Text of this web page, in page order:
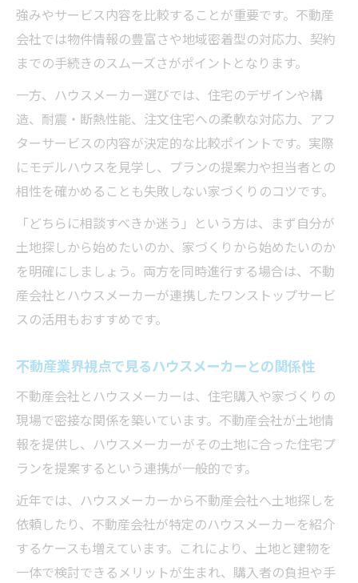
住まい実現には不動産とハウスメーカーの
連携が重要
家づくりを始めるなら知っておきたい基礎知識
不動産の基礎知識から家づくりを始めよう
家づくりで知っておくべき不動産の流れ
ハウスメーカー選びの前に押さえる不動産
知識
理想の家づくりに役立つ不動産の豆知識
ハウスメーカー選びで失敗しないための要点
法
不動産が勧めるハウスメーカー選びの判断
基準
ランキング情報を参考に不動産の意見を取
り入れる
不動産会社との関係性を正しく理解しよう
不動産会社とハウスメーカーの違いを正確
強みやサービス内容を比較することが重要です。不動産
会社では物件情報の豊富さや地域密着型の対応力、契約
までの手続きのスムーズさがポイントとなります。
一方、ハウスメーカー選びでは、住宅のデザインや構
造、耐震・断熱性能、注文住宅への柔軟な対応力、アフ
ターサービスの内容が決定的な比較ポイントです。実際
にモデルハウスを見学し、プランの提案力や担当者との
相性を確かめることも失敗しない家づくりのコツです。
「どちらに相談すべきか迷う」という方は、まず自分が
土地探しから始めたいのか、家づくりから始めたいのか
を明確にしましょう。両方を同時進行する場合は、不動
産会社とハウスメーカーが連携したワンストップサービ
スの活用もおすすめです。
不動産業界視点で見るハウスメーカーとの関係性
不動産会社とハウスメーカーは、住宅購入や家づくりの
現場で密接な関係を築いています。不動産会社が土地情
報を提供し、ハウスメーカーがその土地に合った住宅プ
ランを提案するという連携が一般的です。
近年では、ハウスメーカーから不動産会社へ土地探しを
依頼したり、不動産会社が特定のハウスメーカーを紹介
するケースも増えています。これにより、土地と建物を
一体で検討できるメリットが生まれ、購入者の負担や手